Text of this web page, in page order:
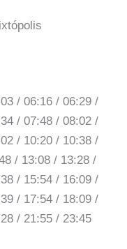
/ 06:16 / 06:29 /
/ 07:48 / 08:02 /
/ 10:20 / 10:38 /
/ 13:08 / 13:28 /
/ 15:54 / 16:09 /
/ 17:54 / 18:09 /
/ 21:55 / 23:45